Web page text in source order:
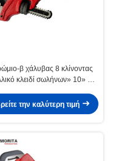
β χάλυβας 8 κλίνοντας
κλειδί σωλήνων» 10» 45
στερέωση
την καλύτερη τιμή